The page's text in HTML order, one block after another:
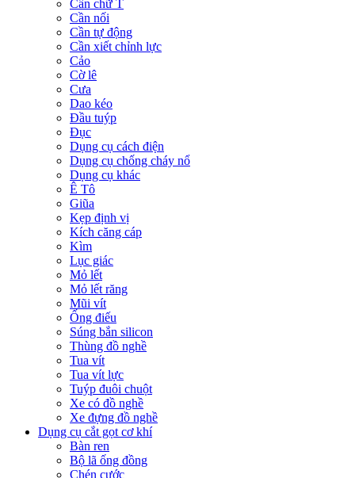
Cần chữ T
Cần nối
Cần tự động
Cần xiết chỉnh lực
Cảo
Cờ lê
Cưa
Dao kéo
Đầu tuýp
Đục
Dụng cụ cách điện
Dụng cụ chống cháy nổ
Dụng cụ khác
Ê Tô
Giũa
Kẹp định vị
Kích căng cáp
Kìm
Lục giác
Mỏ lết
Mỏ lết răng
Mũi vít
Ống điếu
Súng bắn silicon
Thùng đồ nghề
Tua vít
Tua vít lực
Tuýp đuôi chuột
Xe có đồ nghề
Xe đựng đồ nghề
Dụng cụ cắt gọt cơ khí
Bàn ren
Bộ lã ống đồng
Chén cước